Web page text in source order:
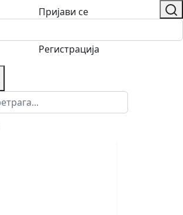
Пријави се
Регистрација